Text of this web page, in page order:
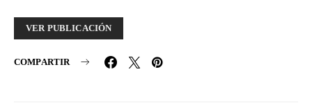
VER PUBLICACIÓN
COMPARTIR